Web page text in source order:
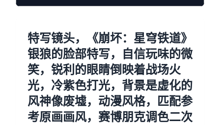
特写镜头，《崩坏：星穹铁道》
银狼的脸部特写，自信玩味的微
笑，锐利的眼睛倒映着战场火
光，冷紫色打光，背景是虚化的
风神像废墟，动漫风格，匹配参
考原画画风，赛博朋克调色二次